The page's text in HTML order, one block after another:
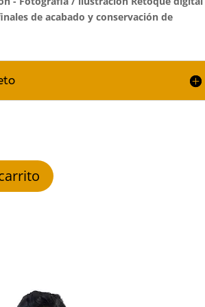
de acabado y conservación de